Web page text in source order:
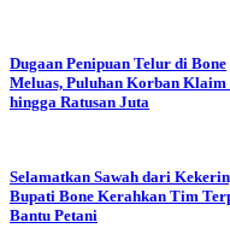
Dugaan Penipuan Telur di Bone
Meluas, Puluhan Korban Klaim
hingga Ratusan Juta
Selamatkan Sawah dari
Bupati Bone Kerahkan Tim
Bantu Petani